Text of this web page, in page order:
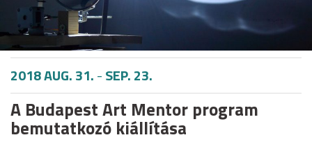
2018 AUG. 31.-SEP. 23.
A Budapest Art Mentor program
bemutatkozó kiállítása